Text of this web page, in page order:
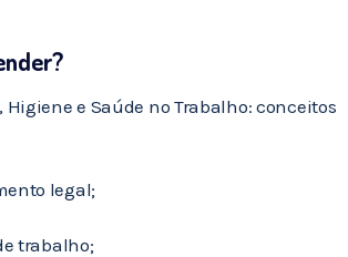
Higiene e Saúde no Trabalho: conceitos
legal;
trabalho;